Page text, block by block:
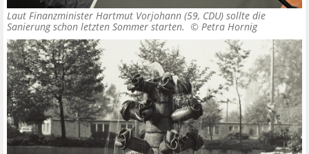
Laut Finanzminister Hartmut Vorjohann (59, CDU) sollte die
Sanierung schon letzten Sommer starten. © Petra Hornig